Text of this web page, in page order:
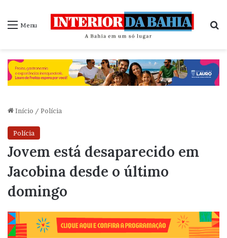
Menu
Início / Polícia
Polícia
Jovem está desaparecido em
Jacobina desde o último
domingo